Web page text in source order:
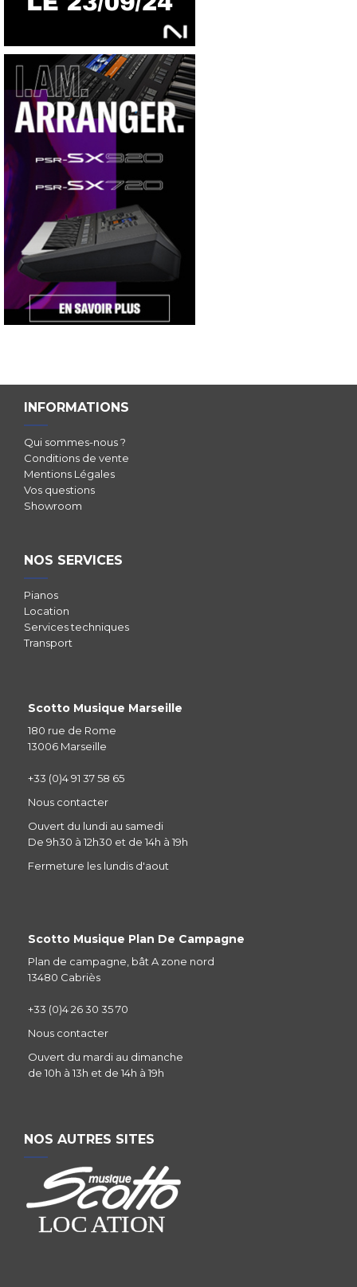
INFORMATIONS
Qui sommes-nous ?
Conditions de vente
Mentions Légales
Vos questions
Showroom
NOS SERVICES
Pianos
Location
Services techniques
Transport
Scotto Musique Marseille
180 rue de Rome
13006 Marseille
+33 (0)4 91 37 58 65
Nous contacter
Ouvert du lundi au samedi
De 9h30 à 12h30 et de 14h à 19h
Fermeture les lundis d'aout
Scotto Musique Plan De Campagne
Plan de campagne, bât A zone nord
13480 Cabriès
+33 (0)4 26 30 35 70
Nous contacter
Ouvert du mardi au dimanche
de 10h à 13h et de 14h à 19h
NOS AUTRES SITES